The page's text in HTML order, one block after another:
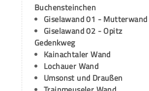
Buchensteinchen
Giselawand 01 - Mutterwand
Giselawand 02 - Opitz
Gedenkweg
Kainachtaler Wand
Lochauer Wand
Umsonst und Draußen